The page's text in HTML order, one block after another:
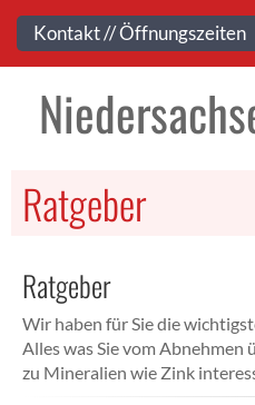
Kontakt
Ratgeber
Ratgeber
Wir haben für Sie die
Alles was Sie vom Abnehmen
zu Mineralien wie Zink
Kontakt // Öffnungszeiten